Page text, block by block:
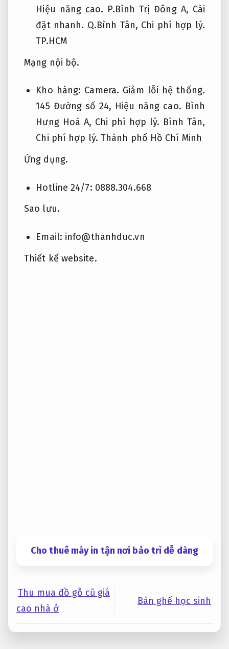
Hiệu năng cao. P.Bình Trị Đông A, Cài
đặt nhanh. Q.Bình Tân, Chi phí hợp lý.
TP.HCM
Mạng nội bộ.
Kho hàng: Camera. Giảm lỗi hệ thống.
145 Đường số 24, Hiệu năng cao. Bình
Hưng Hoà A, Chi phí hợp lý. Bình Tân,
Chi phí hợp lý. Thành phố Hồ Chí Minh
Ứng dụng.
Hotline 24/7: 0888.304.668
Sao lưu.
Email: info@thanhduc.vn
Thiết kế website.
Cho thuê máy in tận nơi bảo trì dễ dàng
Thu mua đồ gỗ cũ giá
cao nhà ở
Bàn ghế học sinh